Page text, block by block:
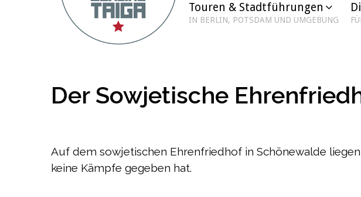
Touren & Stadtführungen
IN BERLIN, POTSDAM UND UMGEBUNG
Der Sowjetische
Auf dem sowjetischen Ehrenfriedhof in Schönewalde
keine Kämpfe gegeben hat.